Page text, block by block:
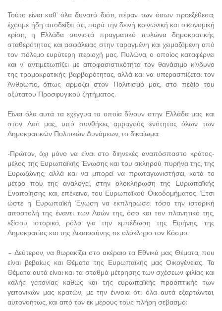
Τούτο είναι καθ’ όλα δυνατό διότι, πέραν των όσων προεξέθεσα,
έχουμε ήδη αποδείξει ότι, παρά την δεινή κοινωνική και οικονομική
κρίση, η Ελλάδα συνιστά πραγματικό πυλώνα δημοκρατικής
σταθερότητας και ασφάλειας στην ταραγμένη και χειμαζόμενη από
τον πόλεμο ευρύτερη περιοχή μας. Πυλώνα, ο οποίος καταφέρνει
και ν’ αντιμετωπίζει με αποφασιστικότητα τον θανάσιμο κίνδυνο
της τρομοκρατικής βαρβαρότητας, αλλά και να υπερασπίζεται τον
Άνθρωπο, όπως αρμόζει στον Πολιτισμό μας, στο πεδίο του
οξύτατου Προσφυγικού ζητήματος.
Είναι όλα αυτά τα εχέγγυα τα οποία δίνουν στην Ελλάδα μας και
στον Λαό μας, υπό συνθήκες αρραγούς ενότητας όλων των
Δημοκρατικών Πολιτικών Δυνάμεων, το δικαίωμα:
-Πρώτον, όχι μόνο να είναι στο διηνεκές αναπόσπαστο κράτος-
μέλος της Ευρωπαϊκής Ένωσης και του σκληρού πυρήνα της, της
Ευρωζώνης, αλλά και να μπορεί να πρωταγωνιστήσει, κατά το
μέτρο που της αναλογεί, στην ολοκλήρωση της Ευρωπαϊκής
Ενοποίησης και, επέκεινα, του Ευρωπαϊκού Οικοδομήματος. Έτσι
ώστε η Ευρωπαϊκή Ένωση να εκπληρώσει τόσο την ιστορική
αποστολή της έναντι των Λαών της, όσο και τον πλανητικό της,
εξίσου ιστορικό, ρόλο για την εμπέδωση της Ειρήνης, της
Δημοκρατίας και της Δικαιοσύνης σε ολόκληρο τον Κόσμο.
– Δεύτερον, να θωρακίζει στο ακέραιο τα Εθνικά μας Θέματα, που
είναι βεβαίως και Θέματα της Ευρωπαϊκής μας Οικογένειας. Τα
Θέματα αυτά είναι και τα σταθμά μέτρησης των σχέσεων φιλίας και
καλής γειτονίας καθώς και της ευρωπαϊκής προοπτικής των
γειτονικών μας κρατών, με την έννοια ότι όλα αυτά εξαρτώνται,
αυτονοήτως, και από τον εκ μέρους τους πλήρη σεβασμό: